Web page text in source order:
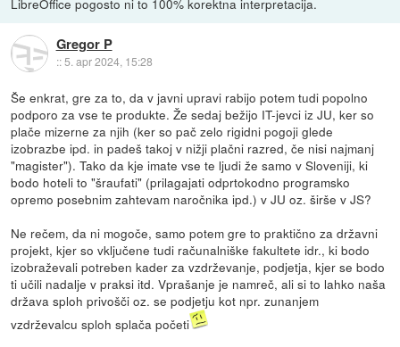
Gregor P
::5. apr 2024, 15:28
Še enkrat, gre za to, da v javni upravi rabijo potem tudi popolno
podporo za vse te produkte. Že sedaj bežijo IT-jevci iz JU, ker so
plače mizerne za njih (ker so pač zelo rigidni pogoji glede
izobrazbe ipd. in padeš takoj v nižji plačni razred, če nisi najmanj
"magister"). Tako da kje imate vse te ljudi že samo v Sloveniji, ki
bodo hoteli to "šraufati" (prilagajati odprtokodno programsko
opremo posebnim zahtevam naročnika ipd.) v JU oz. širše v JS?
Ne rečem, da ni mogoče, samo potem gre to praktično za državni
projekt, kjer so vključene tudi računalniške fakultete idr., ki bodo
izobraževali potreben kader za vzdrževanje, podjetja, kjer se bodo
ti učili nadalje v praksi itd. Vprašanje je namreč, ali si to lahko naša
država sploh privošči oz. se podjetju kot npr. zunanjem
vzdrževalcu sploh splača početi